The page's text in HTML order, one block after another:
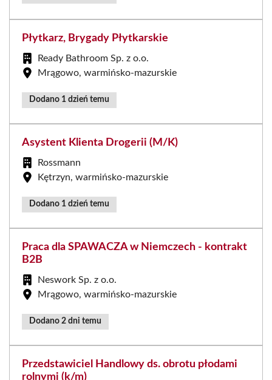
Płytkarz, Brygady Płytkarskie
Ready Bathroom Sp. z o.o.
Mrągowo, warmińsko-mazurskie
Dodano 1 dzień temu
Asystent Klienta Drogerii (M/K)
Rossmann
Kętrzyn, warmińsko-mazurskie
Dodano 1 dzień temu
Praca dla SPAWACZA w Niemczech - kontrakt
B2B
Neswork Sp. z o.o.
Mrągowo, warmińsko-mazurskie
Dodano 2 dni temu
Przedstawiciel Handlowy ds. obrotu płodami
rolnymi (k/m)